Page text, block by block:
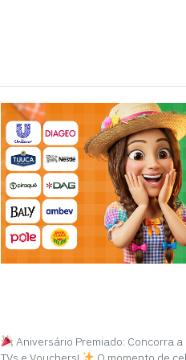
Aniversário Premiado: Concorra a